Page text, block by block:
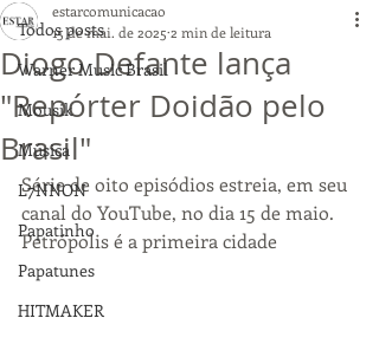
Todos posts
Warner Music Brasil
Mousik
Música
L7NNON
Papatinho
Papatunes
HITMAKER
Diogo Defante lança
"Repórter Doidão pelo
Brasil"
estarcomunicacao
15 de mai. de 2025 2 min de leitura
Série de oito episódios estreia, em seu
canal do YouTube, no dia 15 de maio.
Petrópolis é a primeira cidade